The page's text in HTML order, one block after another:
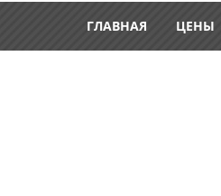
ГЛАВНАЯ ЦЕНЫ